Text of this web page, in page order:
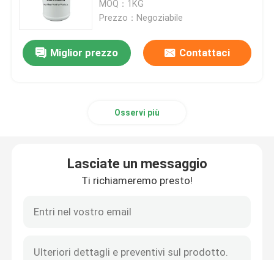
infiammabilità per resine ad alte
prestazioni
MOQ：1KG
Prezzo：Negoziabile
Miglior prezzo Contattaci
Osservi più
Lasciate un messaggio
Ti richiameremo presto!